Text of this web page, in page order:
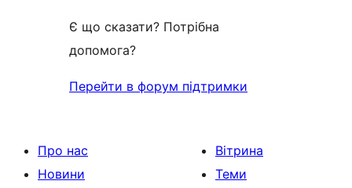
Є що сказати? Потрібна
допомога?
Перейти в форум підтримки
Про нас
Новини
Вітрина
Теми